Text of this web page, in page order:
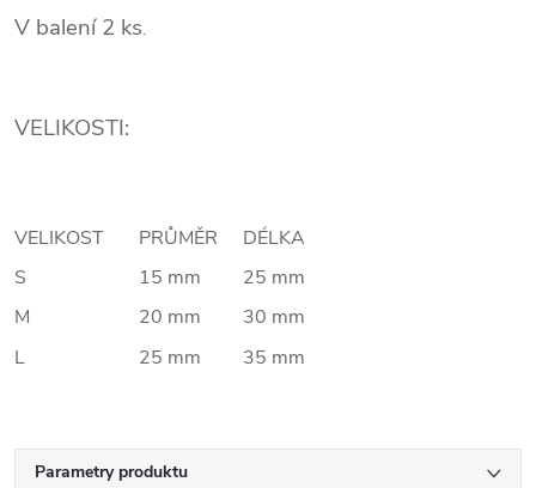
V balení 2 ks.
VELIKOSTI:
VELIKOST PRŮMĚR
DÉLKA
S
15 mm
25 mm
M
20 mm
30 mm
L
25 mm 35 mm
Parametry produktu